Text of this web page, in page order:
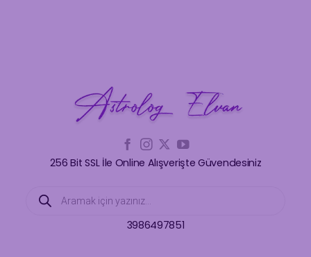
256 Bit SSL İle Online Alışverişte Güvendesiniz
search
3986497851